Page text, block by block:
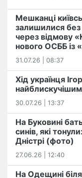
Мешканці
залишилися без
через відмову
нового ОСББ із
31.07.26 | 08:37
Хід українця
30.07.26 | 13:37
На Буковині
синів, які
Дністрі (фото)
27.06.26 | 12:40
На Одещині